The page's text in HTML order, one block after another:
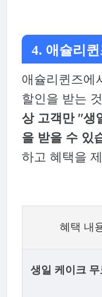
4. 애슐리
애슐리퀸즈에
할인을 받는
상 고객만 "생
을 받을 수 있
하고 혜택을
혜택 내
생일 케이크